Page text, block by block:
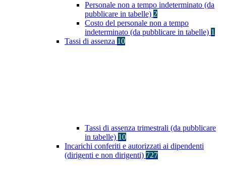
Personale non a tempo indeterminato (da
pubblicare in tabelle) 2
Costo del personale non a tempo
indeterminato (da pubblicare in tabelle) 1
Tassi di assenza 10
Tassi di assenza trimestrali (da pubblicare
in tabelle) 10
Incarichi conferiti e autorizzati ai dipendenti
(dirigenti e non dirigenti) 727